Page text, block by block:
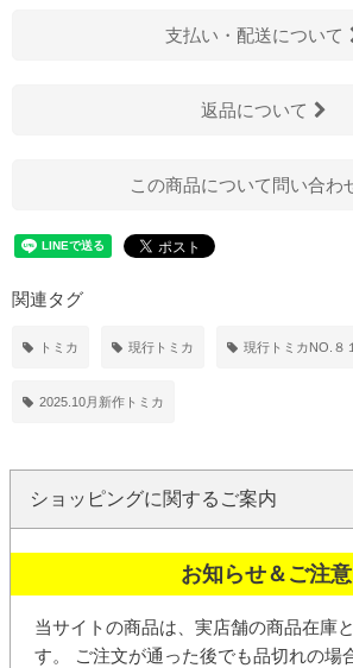
支払い・配送について
返品について
この商品について問い合わ
関連タグ
トミカ 現行トミカ 現行トミカNO.８
2025.10月新作トミカ
ショッピングに関するご案内
お知らせ＆ご注意
当サイトの商品は、実店舗の商品在庫
す。 ご注文が通った後でも品切れの場